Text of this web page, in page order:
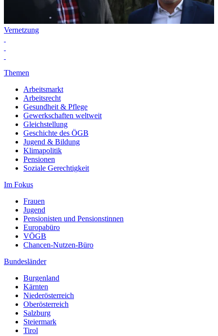
Vernetzung
Themen
Arbeitsmarkt
Arbeitsrecht
Gesundheit & Pflege
Gewerkschaften weltweit
Gleichstellung
Geschichte des ÖGB
Jugend & Bildung
Klimapolitik
Pensionen
Soziale Gerechtigkeit
Im Fokus
Frauen
Jugend
Pensionisten und Pensionstinnen
Europabüro
VÖGB
Chancen-Nutzen-Büro
Bundesländer
Burgenland
Kärnten
Niederösterreich
Oberösterreich
Salzburg
Steiermark
Tirol